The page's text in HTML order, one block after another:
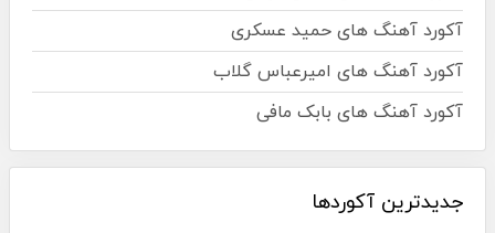
آکورد آهنگ های حمید عسکری
آکورد آهنگ های امیرعباس گلاب
آکورد آهنگ های بابک مافی
جدیدترین آکوردها